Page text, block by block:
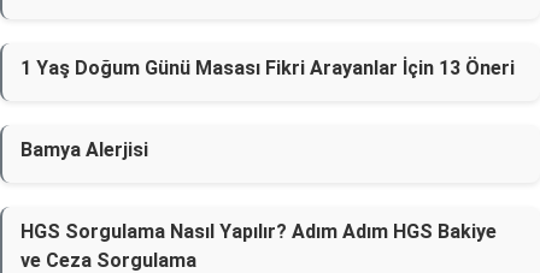
1 Yaş Doğum Günü Masası Fikri Arayanlar İçin 13 Öneri
Bamya Alerjisi
HGS Sorgulama Nasıl Yapılır? Adım Adım HGS Bakiye
ve Ceza Sorgulama